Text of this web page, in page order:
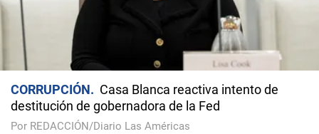
CORRUPCIÓN
Casa Blanca reactiva intento de
destitución de gobernadora de la Fed
Por REDACCIÓN/Diario Las Américas